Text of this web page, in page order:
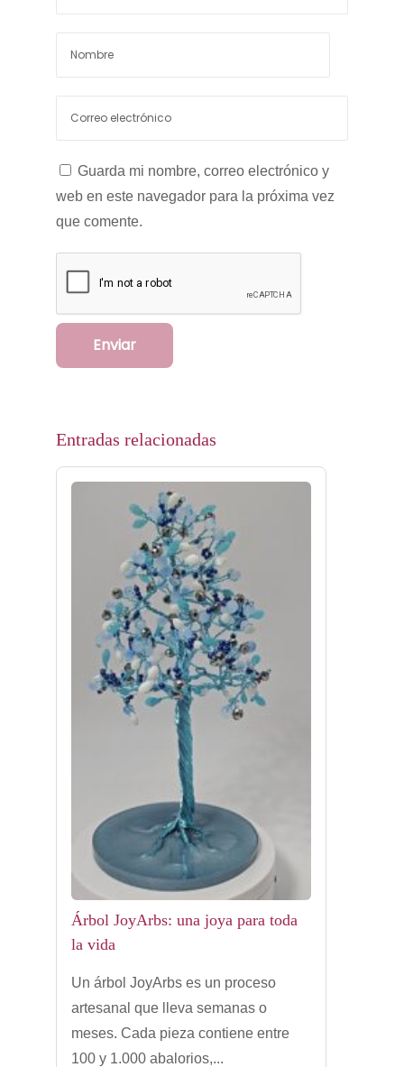
Guarda mi nombre, correo electrónico y
web en este navegador para la próxima vez
que comente.
Entradas relacionadas
Árbol JoyArbs: una joya para toda
la vida
Un árbol JoyArbs es un proceso
artesanal que lleva semanas o
meses. Cada pieza contiene entre
100 y 1.000 abalorios,...